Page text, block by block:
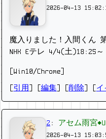
2026-04-13
魔入りました！入間くん
NHK Eテレ 4/4(土)18:25～
[Win10/Chrome]
引用 編集 削除 イ
2 : アセム雨宮
2026-04-13